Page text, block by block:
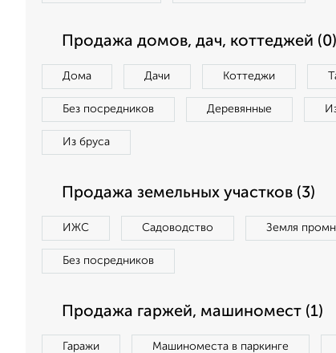
Продажа домов, дач, коттеджей (0)
Дома Дачи Коттеджи
Без посредников Деревянные
Из бруса
Продажа земельных участков (3)
ИЖС Садоводство Земля
Без посредников
Продажа гаржей, машиномест (1)
Гаражи Машиноместа в паркинге